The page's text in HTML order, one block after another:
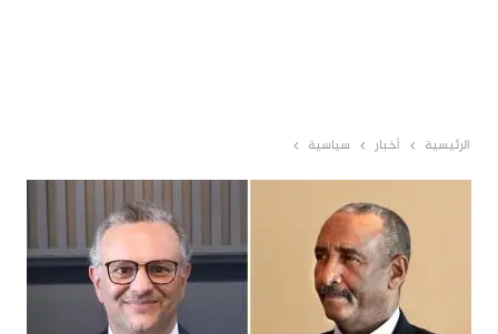
الرئيسية أخبار سياسية